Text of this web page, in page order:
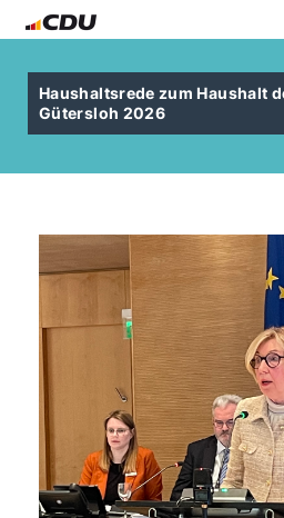
Haushaltsrede zum Haushalt
Gütersloh 2026